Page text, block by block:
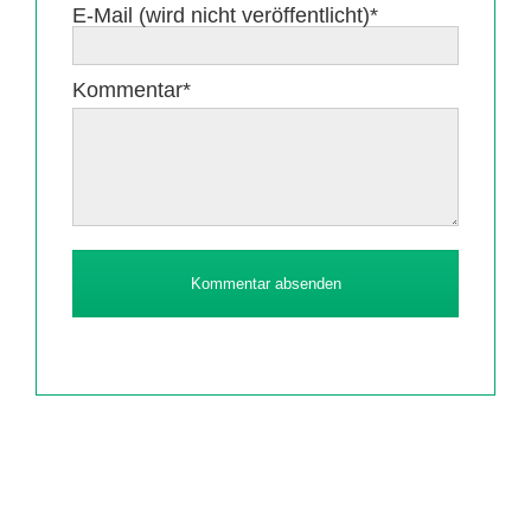
Pflichtfeld
E-Mail (wird nicht veröffentlicht)*
Pflichtfeld
Kommentar*
Kommentar absenden